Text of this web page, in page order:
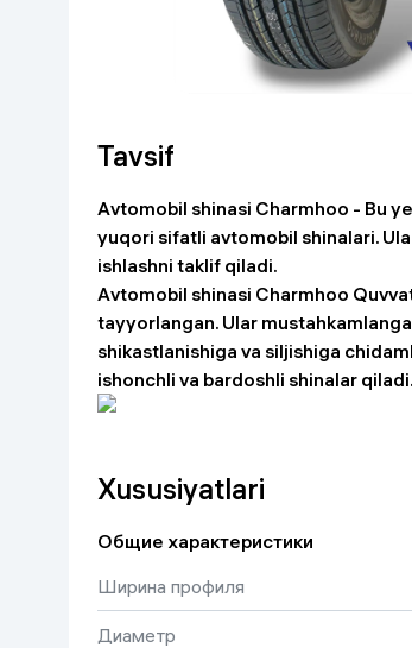
Go‘zallik va parvarish
Avtotovarlar
Bolalar buyumlari
Qurilish va ta'mirlash
Uy uchun tovarlar
Kanselyariya
Tavsif
Avtomobil shinasi Charmhoo - Bu
yuqori sifatli avtomobil shinalari.
ishlashni taklif qiladi.
Avtomobil shinasi Charmhoo
tayyorlangan. Ular
shikastlanishiga va siljishiga
ishonchli va bardoshli shinalar qiladi.
Xususiyatlari
Общие характеристики
Ширина профиля
Диаметр